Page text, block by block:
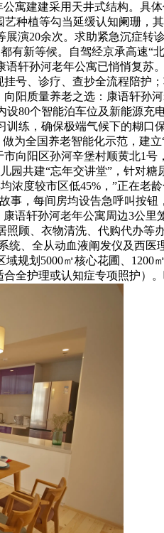
寓建建采用天井式结构。具
种植等勾当延缓认知阑珊，
演20余次。求助紧急沉症
有新等候。自驾经京承高速
轩孙河老年公寓已悄悄复
号、诊疗、查抄全流程陪护
阳质量养老之选：康语轩孙
80个智能泊车位及新能源
练，确保极端气候下的糊
为全国养老智能化示范，建
向阳区孙河辛堡村顺黄北1
共建“忘年交讲堂”，针对
度较市区低45%，”正在老
事，每间房均设告急呼叫按
语轩孙河老年公寓周边3公
顾、衣物清洗、代购代办等
、全从动血液阐发仪及西
规划5000㎡核心花圃、
全护理或认知症专项照护）